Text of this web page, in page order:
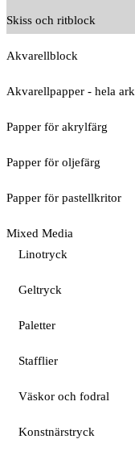
Skiss och ritblock
Akvarellblock
Akvarellpapper - hela ark
Papper för akrylfärg
Papper för oljefärg
Papper för pastellkritor
Mixed Media
Linotryck
Geltryck
Paletter
Stafflier
Väskor och fodral
Konstnärstryck